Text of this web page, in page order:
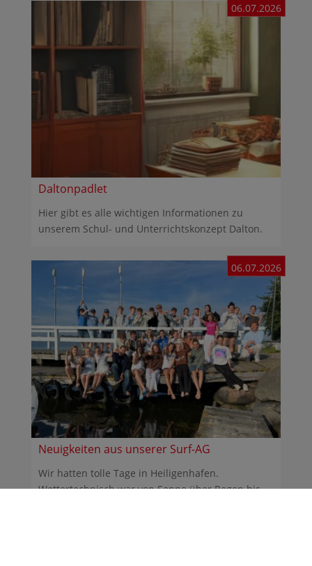
Daltonpadlet
06.07.2026
Hier gibt es alle wichtigen Informationen zu
unserem Schul- und Unterrichtskonzept Dalton.
Neuigkeiten aus unserer Surf-AG
06.07.2026
Wir hatten tolle Tage in Heiligenhafen.
Wettertechnisch war von Sonne über Regen bis